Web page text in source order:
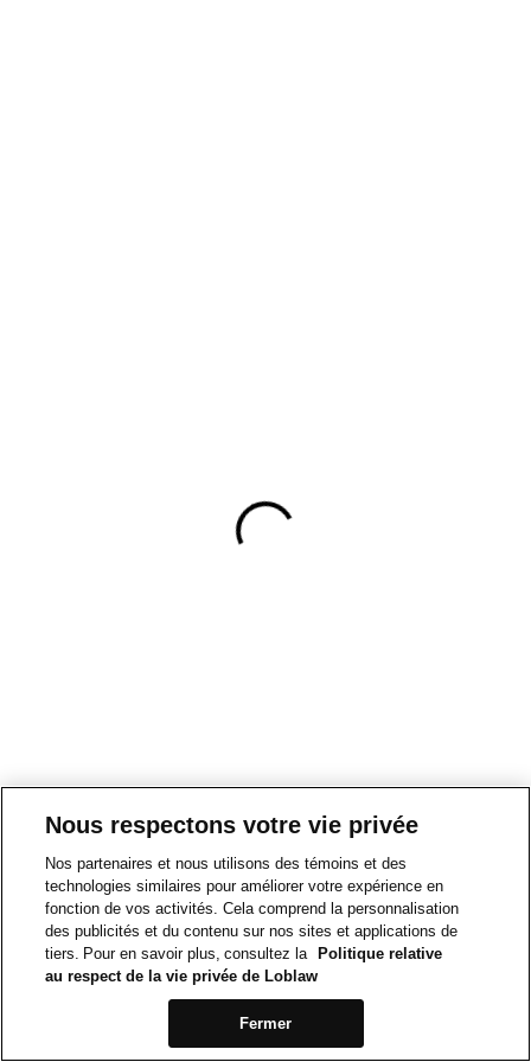
Nous respectons votre vie privée
Nos partenaires et nous utilisons des témoins et des
technologies similaires pour améliorer votre expérience en
fonction de vos activités. Cela comprend la personnalisation
des publicités et du contenu sur nos sites et applications de
tiers. Pour en savoir plus, consultez la
Politique relative
au respect de la vie privée de Loblaw
Fermer